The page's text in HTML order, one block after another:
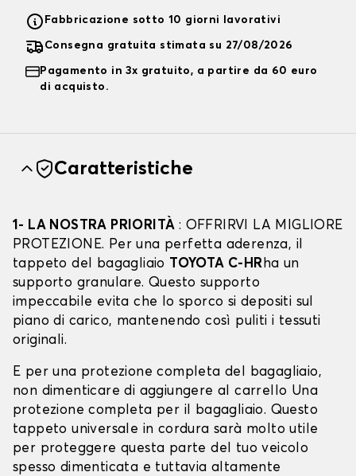
Fabbricazione sotto 10 giorni lavorativi
Consegna gratuita stimata su 27/08/2026
Pagamento in 3x gratuito, a partire da 60 euro
di acquisto.
Caratteristiche
1- LA NOSTRA PRIORITÀ : OFFRIRVI LA MIGLIORE
PROTEZIONE. Per una perfetta aderenza, il
tappeto del bagagliaio
TOYOTA C-HRha un
supporto granulare. Questo supporto
impeccabile evita che lo sporco si depositi sul
piano di carico, mantenendo così puliti i tessuti
originali.
E per una protezione completa del bagagliaio,
non dimenticare di aggiungere al carrello Una
protezione completa per il bagagliaio. Questo
tappeto universale in cordura sarà molto utile
per proteggere questa parte del tuo veicolo
spesso dimenticata e tuttavia altamente